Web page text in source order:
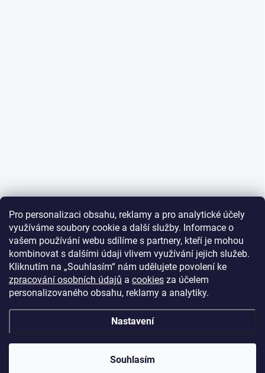
Pro personalizaci obsahu, reklamy a pro analytické účely
využíváme soubory cookie a další služby. Informace o
vašem používání webu sdílíme s partnery, kteří je mohou
kombinovat s dalšími údaji vlivem využívání jejich služeb.
Kliknutím na „Souhlasím“ nám udělujete povolení ke
zpracování osobních údajů a cookies za účelem
personalizovaného obsahu, reklamy a analytiky.
Nastavení
Souhlasím